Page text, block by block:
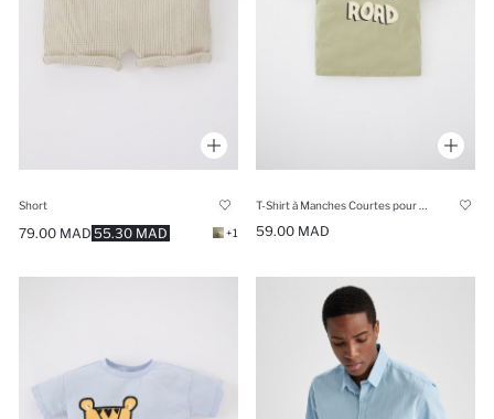
Short
55.30 MAD
79.00 MAD +1 59.00 MAD